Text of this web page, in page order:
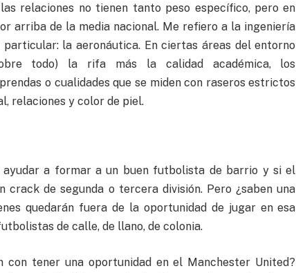
relaciones no tienen tanto peso específico, pero en
arriba de la media nacional. Me refiero a la ingeniería
la aeronáutica. En ciertas áreas del entorno
todo) la rifa más la calidad académica, los
o cualidades que se miden con raseros estrictos
relaciones y color de piel.
a formar a un buen futbolista de barrio y si el
crack de segunda o tercera división. Pero ¿saben una
quedarán fuera de la oportunidad de jugar en esa
de calle, de llano, de colonia.
con tener una oportunidad en el Manchester United?